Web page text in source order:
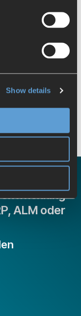
Show details
Architektur
Sie Ihre
ALM oder